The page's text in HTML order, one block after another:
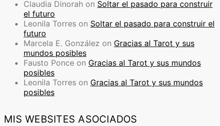
Claudia Dinorah on Soltar el pasado para construir
el futuro
Leonila Torres on Soltar el pasado para construir el
futuro
Marcela E. González on Gracias al Tarot y sus
mundos posibles
Fausto Ponce on Gracias al Tarot y sus mundos
posibles
Leonila Torres on Gracias al Tarot y sus mundos
posibles
MIS WEBSITES ASOCIADOS